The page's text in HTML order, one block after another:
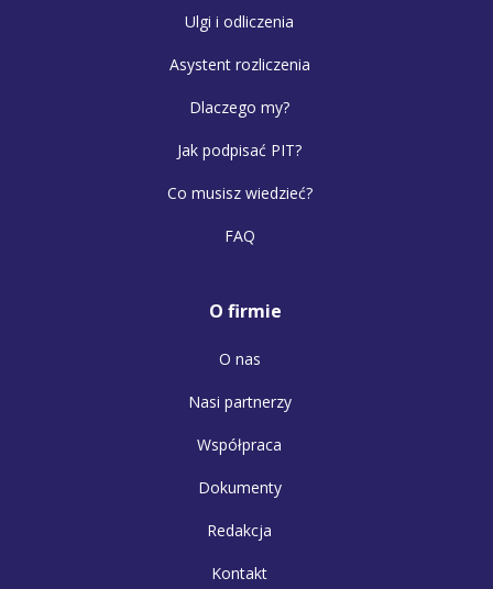
Ulgi i odliczenia
Asystent rozliczenia
Dlaczego my?
Jak podpisać PIT?
Co musisz wiedzieć?
FAQ
O firmie
O nas
Nasi partnerzy
Współpraca
Dokumenty
Redakcja
Kontakt